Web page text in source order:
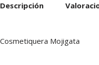
Descripción
Cosmetiquera Mojigata